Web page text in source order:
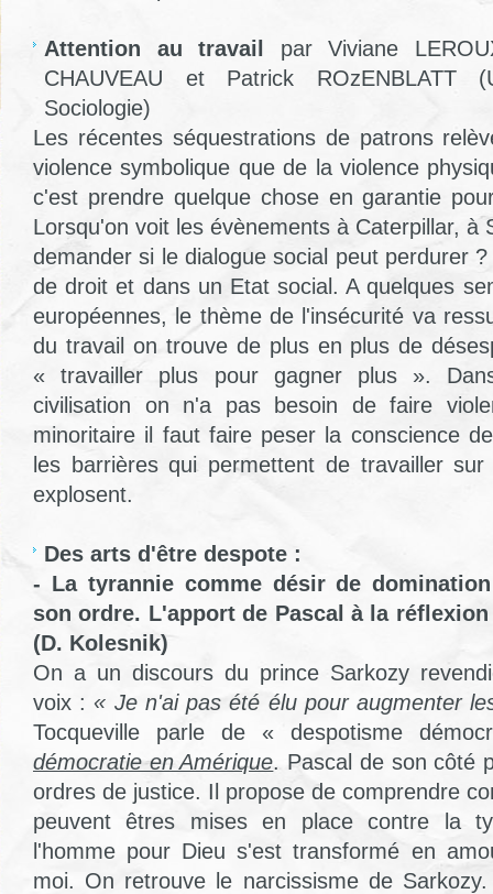
Attention au travail
par Viviane
CHAUVEAU et Patrick ROzENBLATT
Sociologie)
Les récentes séquestrations de patrons
violence symbolique que de la violence
c'est prendre quelque chose en garantie
Lorsqu'on voit les évènements à Caterpillar, à
demander si le dialogue social peut perdurer
de droit et dans un Etat social. A quelques
européennes, le thème de l'insécurité va
du travail on trouve de plus en plus de
« travailler plus pour gagner plus ».
civilisation on n'a pas besoin de faire
minoritaire il faut faire peser la conscience
les barrières qui permettent de travailler
explosent.
Des arts d'être despote :
- La tyrannie comme désir de
son ordre. L'apport de Pascal à la
(D. Kolesnik)
On a un discours du prince Sarkozy
voix : « Je n'ai pas été élu pour augmenter
Tocqueville parle de « despotisme
démocratie en Amérique. Pascal de son côté
ordres de justice. Il propose de comprendre
peuvent êtres mises en place contre la
l'homme pour Dieu s'est transformé en
moi. On retrouve le narcissisme de